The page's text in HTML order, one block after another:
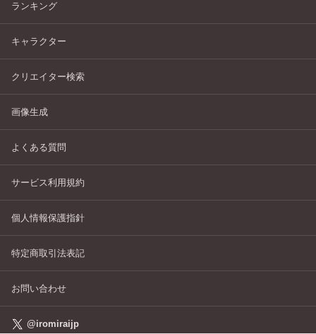
ランキング
キャラクター
クリエイター検索
画像生成
よくある質問
サービス利用規約
個人情報保護指針
特定商取引法表記
お問い合わせ
@iromiraijp